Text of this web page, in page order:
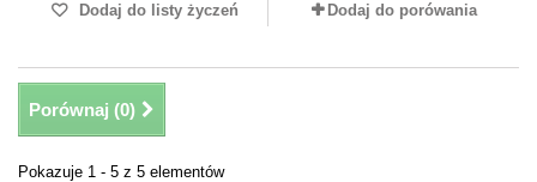
Dodaj do listy życzeń Dodaj do porówania
Porównaj (0)
Pokazuje 1 - 5 z 5 elementów